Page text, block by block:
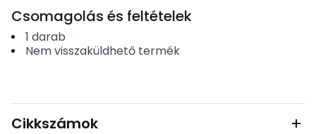
Csomagolás és feltételek
1 darab
Nem visszaküldhető termék
Cikkszámok